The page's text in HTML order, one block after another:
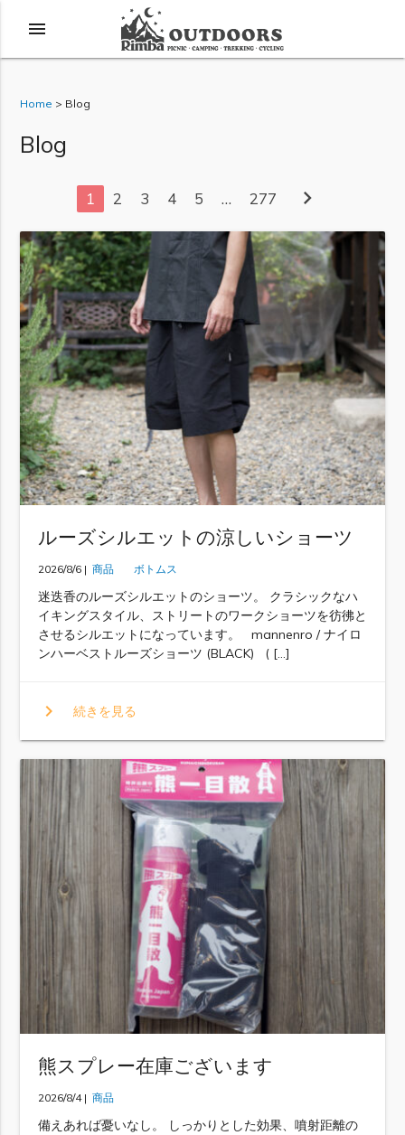
menu
Home > Blog
Blog
1 2 3 4 5 … 277 chevron_right
ルーズシルエットの涼しいショーツ
2026/8/6 | 商品 ボトムス
迷迭香のルーズシルエットのショーツ。 クラシックなハ
イキングスタイル、ストリートのワークショーツを彷彿と
させるシルエットになっています。 mannenro / ナイロ
ンハーベストルーズショーツ (BLACK) ( […]
chevron_right 続きを見る
熊スプレー在庫ございます
2026/8/4 | 商品
備えあれば憂いなし。 しっかりとした効果、噴射距離の